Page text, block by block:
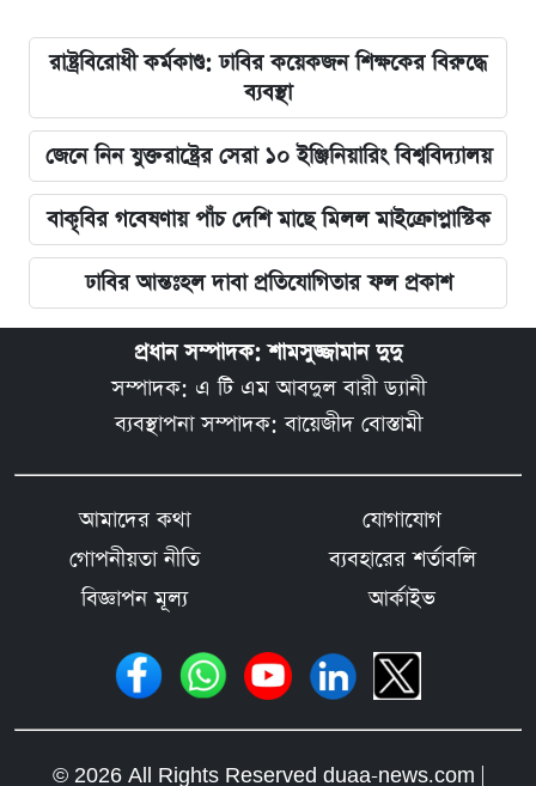
রাষ্ট্রবিরোধী কর্মকাণ্ড: ঢাবির কয়েকজন শিক্ষকের বিরুদ্ধে
ব্যবস্থা
জেনে নিন যুক্তরাষ্ট্রের সেরা ১০ ইঞ্জিনিয়ারিং বিশ্ববিদ্যালয়
বাকৃবির গবেষণায় পাঁচ দেশি মাছে মিলল মাইক্রোপ্লাস্টিক
ঢাবির আন্তঃহল দাবা প্রতিযোগিতার ফল প্রকাশ
প্রধান সম্পাদক: শামসুজ্জামান দুদু
সম্পাদক: এ টি এম আবদুল বারী ড্যানী
ব্যবস্থাপনা সম্পাদক: বায়েজীদ বোস্তামী
আমাদের কথা
যোগাযোগ
গোপনীয়তা নীতি
ব্যবহারের শর্তাবলি
বিজ্ঞাপন মূল্য
আর্কাইভ
© 2026 All Rights Reserved duaa-news.com |